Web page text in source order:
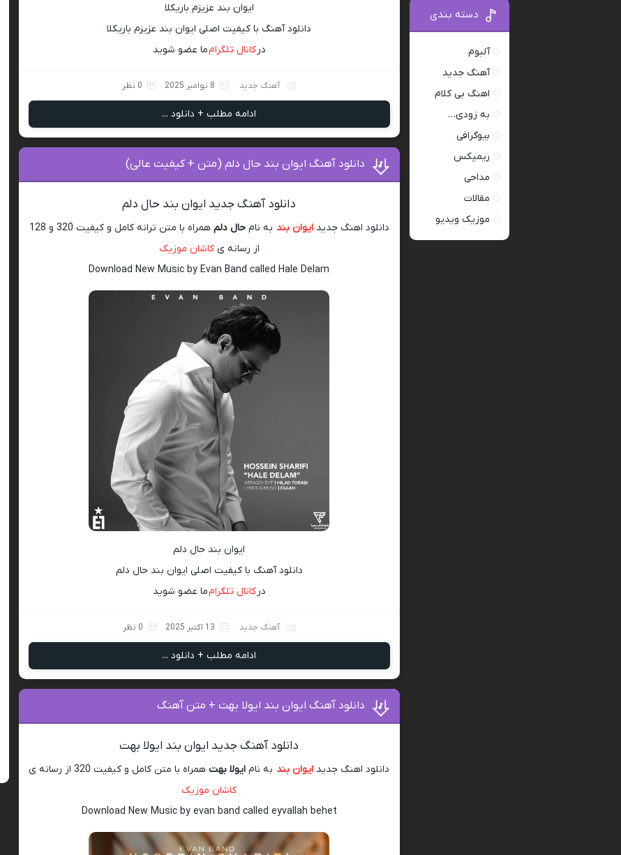
ایوان بند عزیزم باریکلا
دانلود آهنگ با کیفیت اصلی ایوان بند عزیزم باریکلا
درکانال تلگرامما عضو شوید
آهنگ جدید 8 نوامبر 2025 0 نظر
ادامه مطلب + دانلود ...
دانلود آهنگ ایوان بند حال دلم (متن + کیفیت عالی)
دانلود آهنگ جدید ایوان بند حال دلم
دانلود اهنگ جدیدایوان بند به نامحال دلم
همراه با متن ترانه کامل و کیفیت 320 و 128
از رسانه یکاشان موزیک
Download New Music by Evan Band called Hale Delam
ایوان بند حال دلم
دانلود آهنگ با کیفیت اصلی ایوان بند حال دلم
درکانال تلگرامما عضو شوید
آهنگ جدید 13 اکتبر 2025 0 نظر
ادامه مطلب + دانلود ...
دانلود آهنگ ایوان بند ایولا بهت + متن آهنگ
دانلود آهنگ جدید ایوان بند ایولا بهت
دانلود اهنگ جدید ایوان بندبه نام ایولا بهتهمراه با متن کامل و کیفیت 320 از رسانه ی
کاشان موزیک
Download New Music by evan band called eyvallah behet
دسته بندی
آلبوم
آهنگ جدید
اهنگ بی کلام
به زودی…
بیوگرافی
ریمیکس
مداحی
مقالات
موزیک ویدیو